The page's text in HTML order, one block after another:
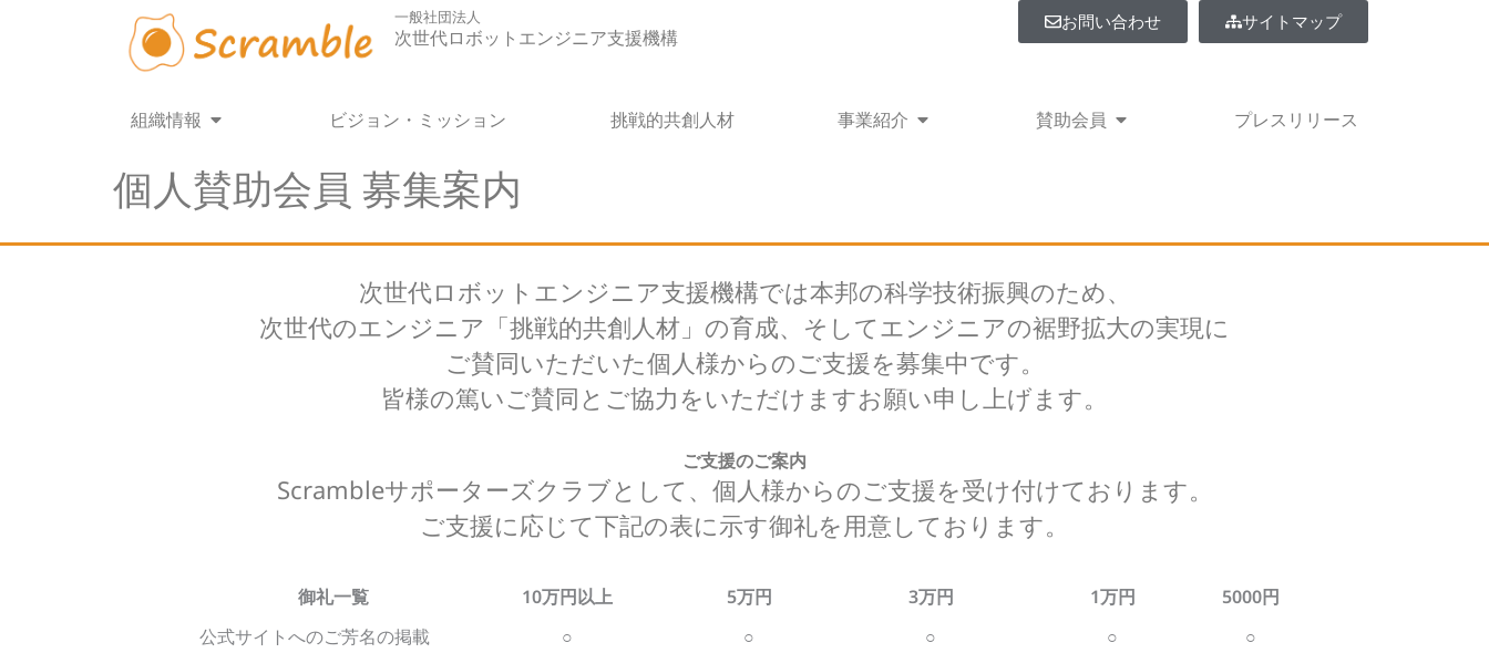
一般社団法人
次世代ロボットエンジニア支援機構
お問い合わせ サイトマップ
組織情報 Open 組織情報 ビジョン・ミッション 挑戦的共創人材 事業紹介 Open 事業紹介 賛助会員 Open 賛助会員 プレスリリース
個人賛助会員 募集案内
次世代ロボットエンジニア支援機構では本邦の科学技術振興のため、
次世代のエンジニア「挑戦的共創人材」の育成、そしてエンジニアの裾野拡大の実現に
ご賛同いただいた個人様からのご支援を募集中です。
皆様の篤いご賛同とご協力をいただけますお願い申し上げます。
ご支援のご案内
Scrambleサポーターズクラブとして、個人様からのご支援を受け付けております。
ご支援に応じて下記の表に示す御礼を用意しております。
御礼一覧 10万円以上 5万円 3万円 1万円
5000円
公式サイトへのご芳名の掲載
○ ○ ○ ○
○